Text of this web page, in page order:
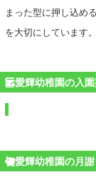
まった型に押し込め
を大切にしています。
愛輝幼稚園の入
愛輝幼稚園の月